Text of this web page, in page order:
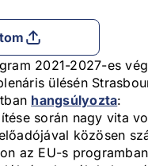
2021-2027-es
ülésén
hangsúlyozta:
során nagy vita
közösen
az EU-s